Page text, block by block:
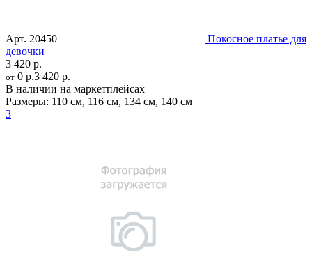
Арт. 20450
Покосное платье для
девочки
3 420 р.
от 0 р.3 420 р.
В наличии на маркетплейсах
Размеры: 110 см, 116 см, 134 см, 140 см
3